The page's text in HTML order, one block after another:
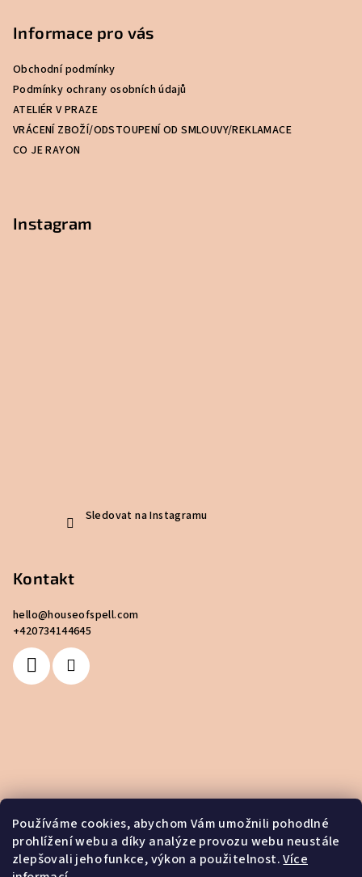
Používáme cookies, abychom Vám umožnili pohodlné
prohlížení webu a díky analýze provozu webu neustále
zlepšovali jeho funkce, výkon a použitelnost.Více
Informace pro vás
Obchodní podmínky
Podmínky ochrany osobních údajů
ATELIÉR V PRAZE
VRÁCENÍ ZBOŽÍ/ODSTOUPENÍ OD SMLOUVY/REKLAMACE
CO JE RAYON
Instagram
Sledovat na Instagramu
Kontakt
hello@houseofspell.com
+420734144645